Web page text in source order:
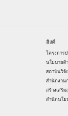
ลิงค์
โครงการ
นโยบายด้
สถาบันวิจั
สำนักงาน
สร้างเสริ
สำนักนโย